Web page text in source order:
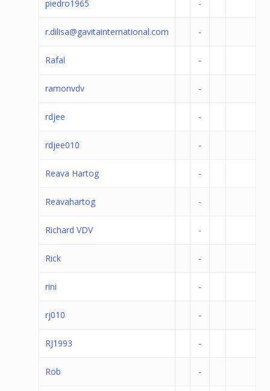
piedro1965 -
r.dilisa@gavitainternational.com -
Rafal -
ramonvdv -
rdjee -
rdjee010 -
Reava Hartog -
Reavahartog -
Richard VDV -
Rick -
rini -
rj010 -
RJ1993 -
Rob -